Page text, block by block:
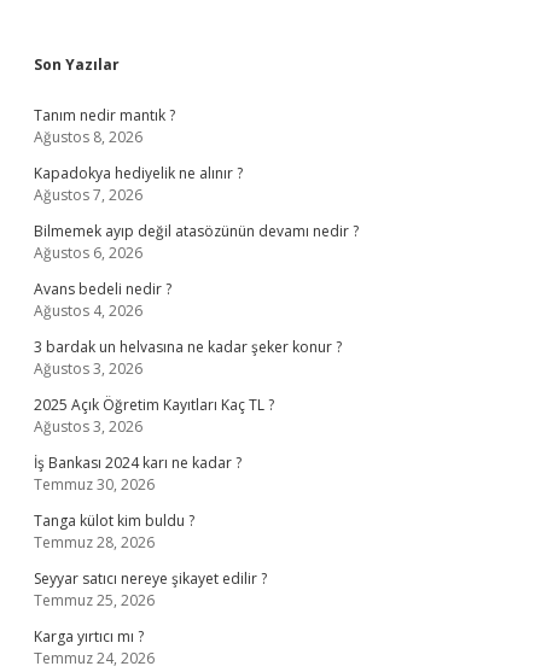
Sidebar
Son Yazılar
Tanım nedir mantık ?
Ağustos 8, 2026
Kapadokya hediyelik ne alınır ?
Ağustos 7, 2026
Bilmemek ayıp değil atasözünün devamı nedir ?
Ağustos 6, 2026
Avans bedeli nedir ?
Ağustos 4, 2026
3 bardak un helvasına ne kadar şeker konur ?
Ağustos 3, 2026
2025 Açık Öğretim Kayıtları Kaç TL ?
Ağustos 3, 2026
İş Bankası 2024 karı ne kadar ?
Temmuz 30, 2026
Tanga külot kim buldu ?
Temmuz 28, 2026
Seyyar satıcı nereye şikayet edilir ?
Temmuz 25, 2026
Karga yırtıcı mı ?
Temmuz 24, 2026